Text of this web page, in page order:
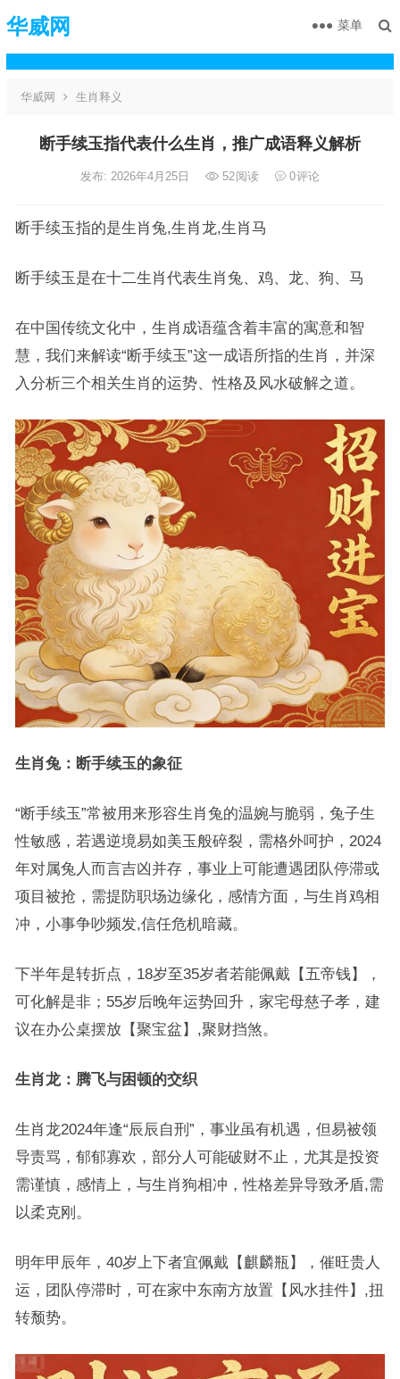
华威网 菜单
华威网 生肖释义
断手续玉指代表什么生肖，推广成语释义解析
发布: 2026年4月25日 52阅读 0评论
断手续玉指的是生肖兔,生肖龙,生肖马
断手续玉是在十二生肖代表生肖兔、鸡、龙、狗、马
在中国传统文化中，生肖成语蕴含着丰富的寓意和智
慧，我们来解读“断手续玉”这一成语所指的生肖，并深
入分析三个相关生肖的运势、性格及风水破解之道。
生肖兔：断手续玉的象征
“断手续玉”常被用来形容生肖兔的温婉与脆弱，兔子生
性敏感，若遇逆境易如美玉般碎裂，需格外呵护，2024
年对属兔人而言吉凶并存，事业上可能遭遇团队停滞或
项目被抢，需提防职场边缘化，感情方面，与生肖鸡相
冲，小事争吵频发,信任危机暗藏。
下半年是转折点，18岁至35岁者若能佩戴【五帝钱】，
可化解是非；55岁后晚年运势回升，家宅母慈子孝，建
议在办公桌摆放【聚宝盆】,聚财挡煞。
生肖龙：腾飞与困顿的交织
生肖龙2024年逢“辰辰自刑”，事业虽有机遇，但易被领
导责骂，郁郁寡欢，部分人可能破财不止，尤其是投资
需谨慎，感情上，与生肖狗相冲，性格差异导致矛盾,需
以柔克刚。
明年甲辰年，40岁上下者宜佩戴【麒麟瓶】，催旺贵人
运，团队停滞时，可在家中东南方放置【风水挂件】,扭
转颓势。